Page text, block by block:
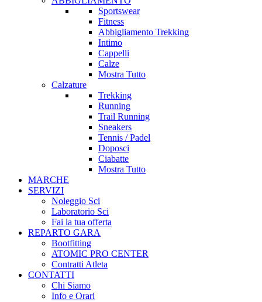
Sportswear
Fitness
Abbigliamento Trekking
Intimo
Cappelli
Calze
Mostra Tutto
Calzature
Trekking
Running
Trail Running
Sneakers
Tennis / Padel
Doposci
Ciabatte
Mostra Tutto
MARCHE
SERVIZI
Noleggio Sci
Laboratorio Sci
Fai la tua offerta
REPARTO GARA
Bootfitting
ATOMIC PRO CENTER
Contratti Atleta
CONTATTI
Chi Siamo
Info e Orari